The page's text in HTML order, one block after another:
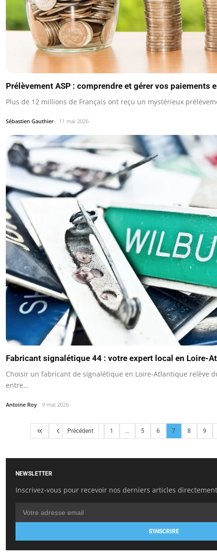
Prélèvement ASP : comprendre et gérer vos paiements
Plus de 12 millions de Français ont reçu un mystérieux
Sébastien Gauthier 11 mai 2026
Fabricant signalétique 44 : votre expert local en Loire-
Choisir un fabricant de signalétique en Loire-Atlantique relève
entre…
Antoine Roy 9 mai 2026
Précédent 1 ... 5 6 7 8 9
NEWSLETTER
Inscrivez-vous pour recevoir nos derniers articles
S'INSCRIRE